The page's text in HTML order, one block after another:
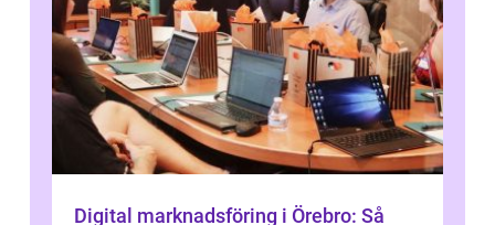
Digital marknadsföring i Örebro: Så